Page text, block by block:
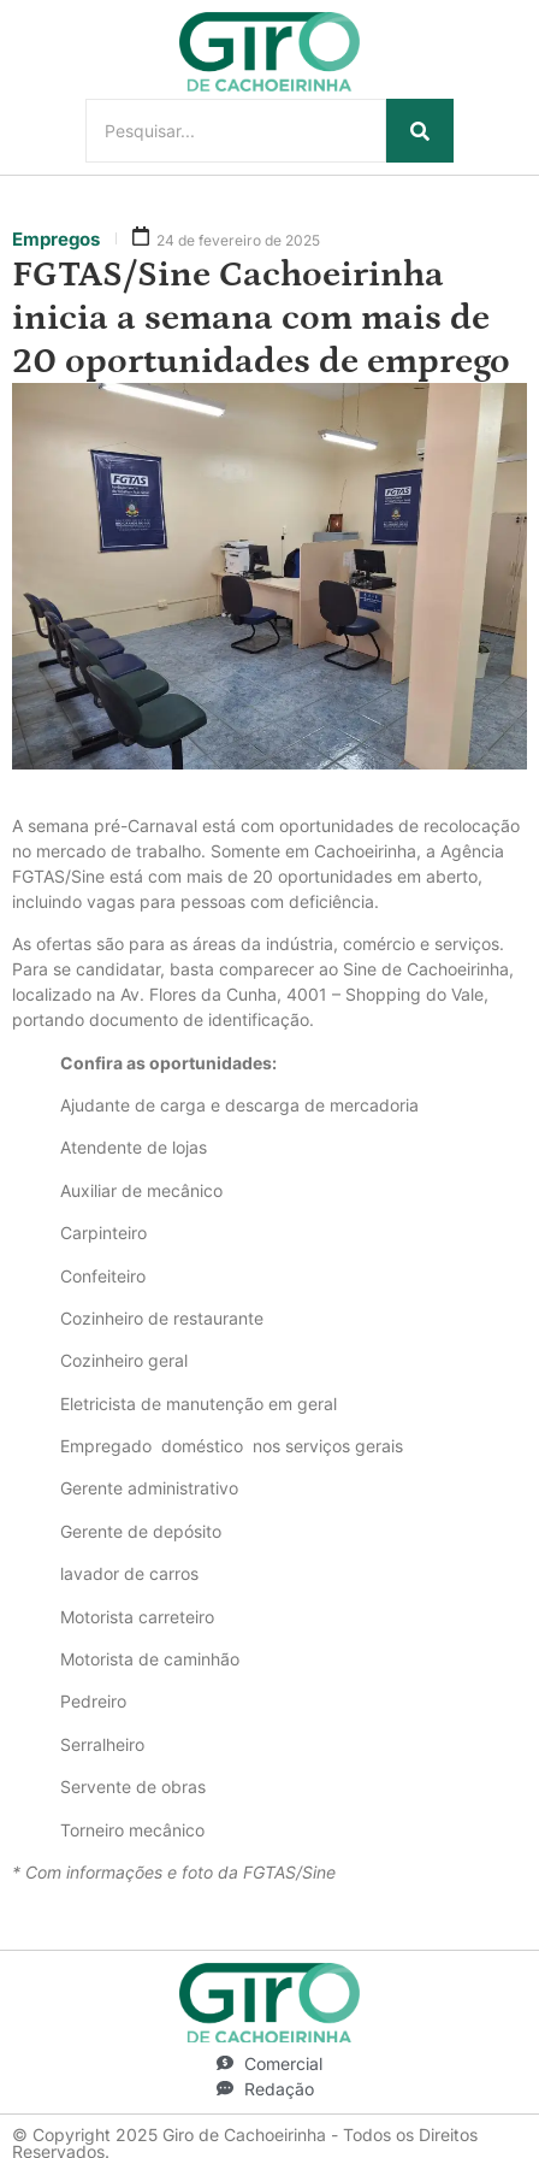
Empregos 24 de fevereiro de 2025
FGTAS/Sine Cachoeirinha
inicia a semana com mais de
20 oportunidades de emprego
A semana pré-Carnaval está com oportunidades de recolocação
no mercado de trabalho. Somente em Cachoeirinha, a Agência
FGTAS/Sine está com mais de 20 oportunidades em aberto,
incluindo vagas para pessoas com deficiência.
As ofertas são para as áreas da indústria, comércio e serviços.
Para se candidatar, basta comparecer ao Sine de Cachoeirinha,
localizado na Av. Flores da Cunha, 4001 – Shopping do Vale,
portando documento de identificação.
Confira as oportunidades:
Ajudante de carga e descarga de mercadoria
Atendente de lojas
Auxiliar de mecânico
Carpinteiro
Confeiteiro
Cozinheiro de restaurante
Cozinheiro geral
Eletricista de manutenção em geral
Empregado doméstico nos serviços gerais
Gerente administrativo
Gerente de depósito
lavador de carros
Motorista carreteiro
Motorista de caminhão
Pedreiro
Serralheiro
Servente de obras
Torneiro mecânico
* Com informações e foto da FGTAS/Sine
Comercial
Redação
© Copyright 2025 Giro de Cachoeirinha - Todos os Direitos
Reservados.